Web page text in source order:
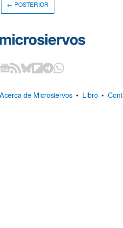
← POSTERIOR
Acerca de Microsiervos • Libro •